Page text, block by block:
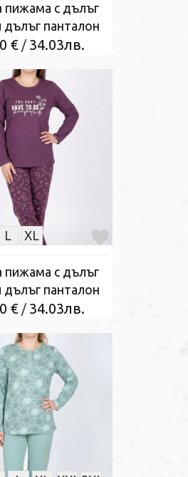
пижама с дълъг
дълъг панталон
€/ 34.03лв.
L XL
пижама с дълъг
дълъг панталон
€/ 34.03лв.